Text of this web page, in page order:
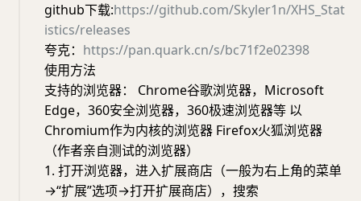
github下载:https://github.com/Skyler1n/XHS_Stat
istics/releases
夸克： https://pan.quark.cn/s/bc71f2e02398
使用方法
支持的浏览器： Chrome谷歌浏览器，Microsoft
Edge，360安全浏览器，360极速浏览器等 以
Chromium作为内核的浏览器 Firefox火狐浏览器
（作者亲自测试的浏览器）
1. 打开浏览器，进入扩展商店（一般为右上角的菜单
→“扩展”选项→打开扩展商店），搜索